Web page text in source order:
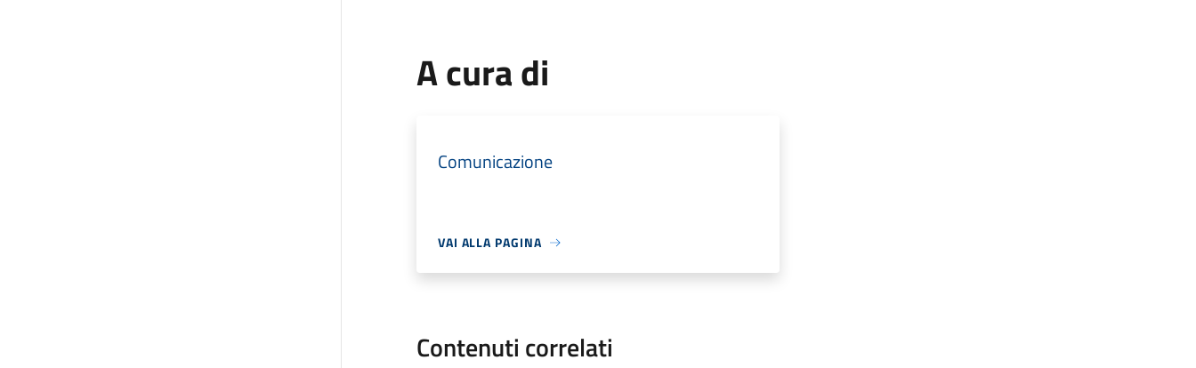
A cura di
Comunicazione
VAI ALLA PAGINA
Contenuti correlati